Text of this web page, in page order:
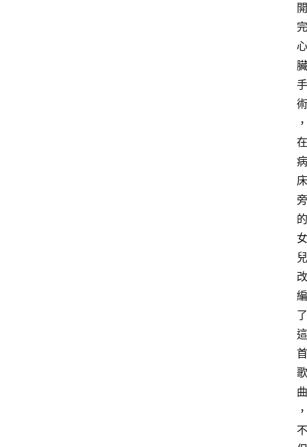
開
完
心
臟
手
術
，
在
病
床
旁
的
女
兒
改
編
了
這
首
歌
曲
，
不